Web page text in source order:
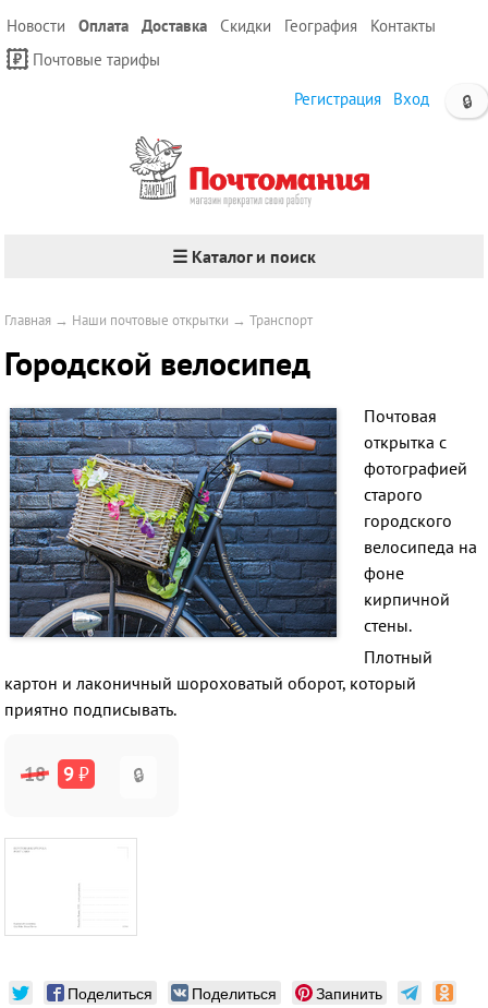
Новости Оплата Доставка Скидки География
Контакты
Почтовые тарифы
🔒
Регистрация Вход
☰ Каталог и поиск
Главная → Наши почтовые открытки →Транспорт
Городской велосипед
Почтовая
открытка с
фотографией
старого
городского
велосипеда на
фоне
кирпичной
стены.
Плотный
картон и лаконичный шороховатый оборот, который
приятно подписывать.
18 9₽ 🔒
Поделиться Поделиться Запинить